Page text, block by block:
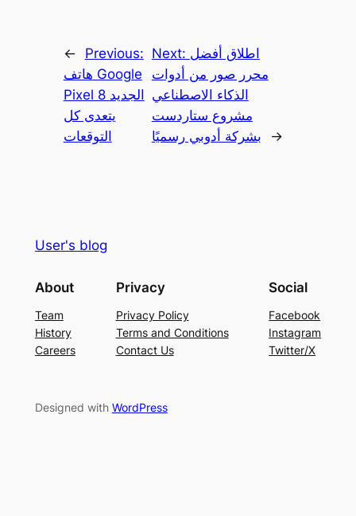
←
Previous:
هاتف Google
Pixel 8 الجديد
يتعدى كل
التوقعات
Next: اطلاق أفضل
محرر صور من أدوات
الذكاء الاصطناعي
مشروع ستاردست
بشركة أدوبي رسميًا
→
User's blog
About
Team
History
Careers
Privacy
Privacy Policy
Terms and Conditions
Contact Us
Social
Facebook
Instagram
Twitter/X
Designed with WordPress